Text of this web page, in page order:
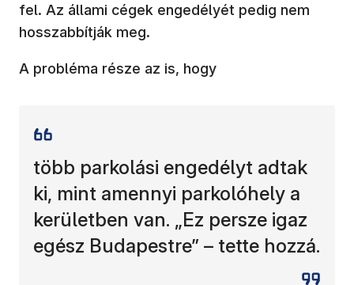
fel. Az állami cégek engedélyét pedig nem
hosszabbítják meg.
A probléma része az is, hogy
több parkolási engedélyt adtak
ki, mint amennyi parkolóhely a
kerületben van. „Ez persze igaz
egész Budapestre” – tette hozzá.